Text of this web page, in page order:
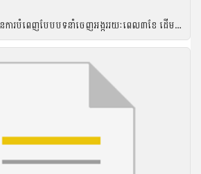
របាយការណ៍ស្តីពីស្ថានភាពនៃការបំពេញបែបបទនាំចេញអង្កររយៈពេល៣ខែ ដើមឆ្នាំ២០១៦